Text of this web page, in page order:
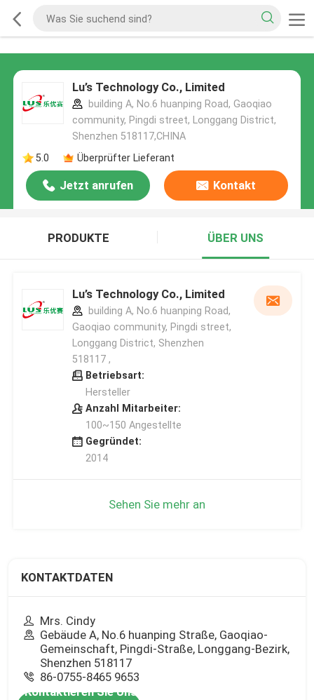
Lu’s Technology Co., Limited
building A, No.6 huanping Road, Gaoqiao
community, Pingdi street, Longgang District,
Shenzhen 518117,CHINA
5.0
Überprüfter Lieferant
Jetzt anrufen Kontakt
PRODUKTE ÜBER UNS
Lu’s Technology Co., Limited
building A, No.6 huanping Road,
Gaoqiao community, Pingdi street,
Longgang District, Shenzhen
518117 ,
Betriebsart:
Hersteller
Anzahl Mitarbeiter:
100~150 Angestellte
Gegründet:
2014
Sehen Sie mehr an
KONTAKTDATEN
Mrs. Cindy
Gebäude A, No.6 huanping Straße, Gaoqiao-
Gemeinschaft, Pingdi-Straße, Longgang-Bezirk,
Shenzhen 518117
86-0755-8465 9653
Kontaktieren Sie Uns